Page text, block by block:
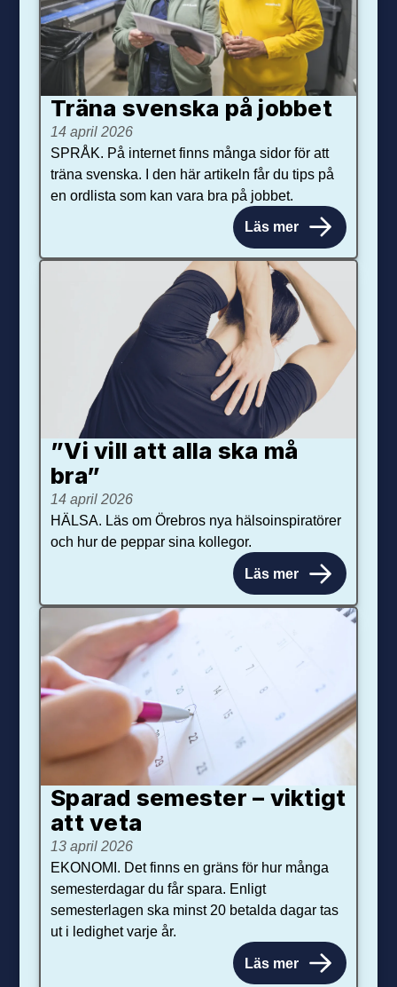
Träna svenska på jobbet
14 april 2026
SPRÅK. På internet finns många sidor för att
träna svenska. I den här artikeln får du tips på
en ordlista som kan vara bra på jobbet.
Läs mer
”Vi vill att alla ska må
bra”
14 april 2026
HÄLSA. Läs om Örebros nya hälsoinspiratörer
och hur de peppar sina kollegor.
Läs mer
Sparad semester – viktigt
att veta
13 april 2026
EKONOMI. Det finns en gräns för hur många
semesterdagar du får spara. Enligt
semesterlagen ska minst 20 betalda dagar tas
ut i ledighet varje år.
Läs mer